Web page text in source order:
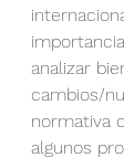
analizar
cambios/
normativa
algunos